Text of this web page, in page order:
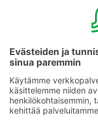
S-ostoslista -sovellus
Prisma.fi
Sokos.fi
S-Pankki
Yhteishyvä
Sokos Hotels